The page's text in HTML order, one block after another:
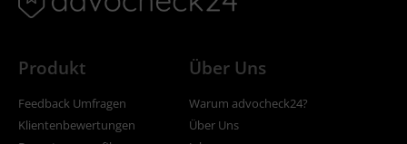
Produkt
Feedback Umfragen
Klientenbewertungen
Über Uns
Warum advocheck24?
Über Uns